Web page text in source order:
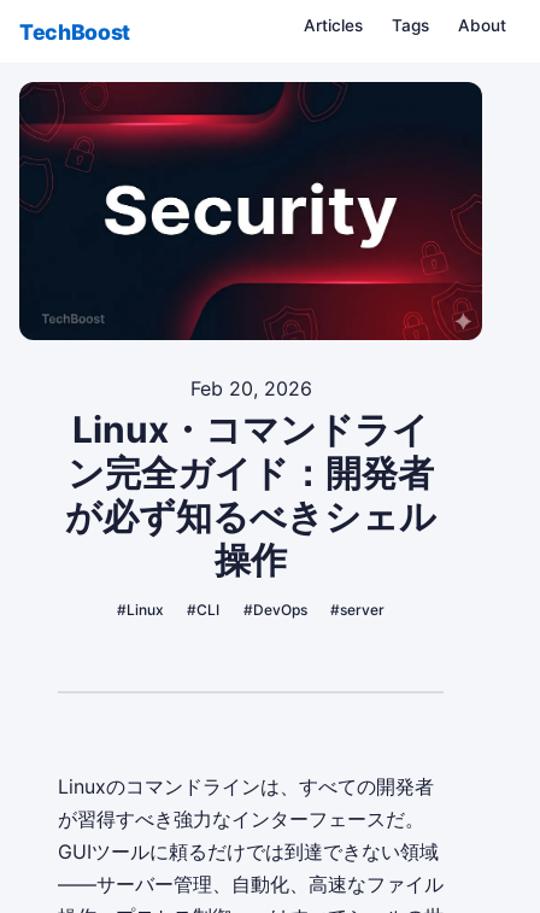
TechBoost Articles Tags About
Feb 20, 2026
Linux・コマンドライ
ン完全ガイド：開発者
が必ず知るべきシェル
操作
#Linux #CLI #DevOps #server
Linuxのコマンドラインは、すべての開発者
が習得すべき強力なインターフェースだ。
GUIツールに頼るだけでは到達できない領域
——サーバー管理、自動化、高速なファイル